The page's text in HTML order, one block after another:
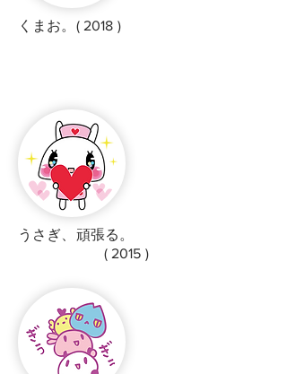
くまお。( 2018 )
うさぎ、頑張る。
( 2015 )